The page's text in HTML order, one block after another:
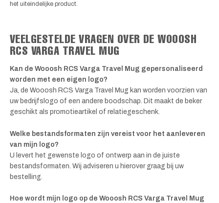
het uiteindelijke product.
VEELGESTELDE VRAGEN OVER DE WOOOSH
RCS VARGA TRAVEL MUG
Kan de Wooosh RCS Varga Travel Mug gepersonaliseerd
worden met een eigen logo?
Ja, de Wooosh RCS Varga Travel Mug kan worden voorzien van
uw bedrijfslogo of een andere boodschap. Dit maakt de beker
geschikt als promotieartikel of relatiegeschenk.
Welke bestandsformaten zijn vereist voor het aanleveren
van mijn logo?
U levert het gewenste logo of ontwerp aan in de juiste
bestandsformaten. Wij adviseren u hierover graag bij uw
bestelling.
Hoe wordt mijn logo op de Wooosh RCS Varga Travel Mug